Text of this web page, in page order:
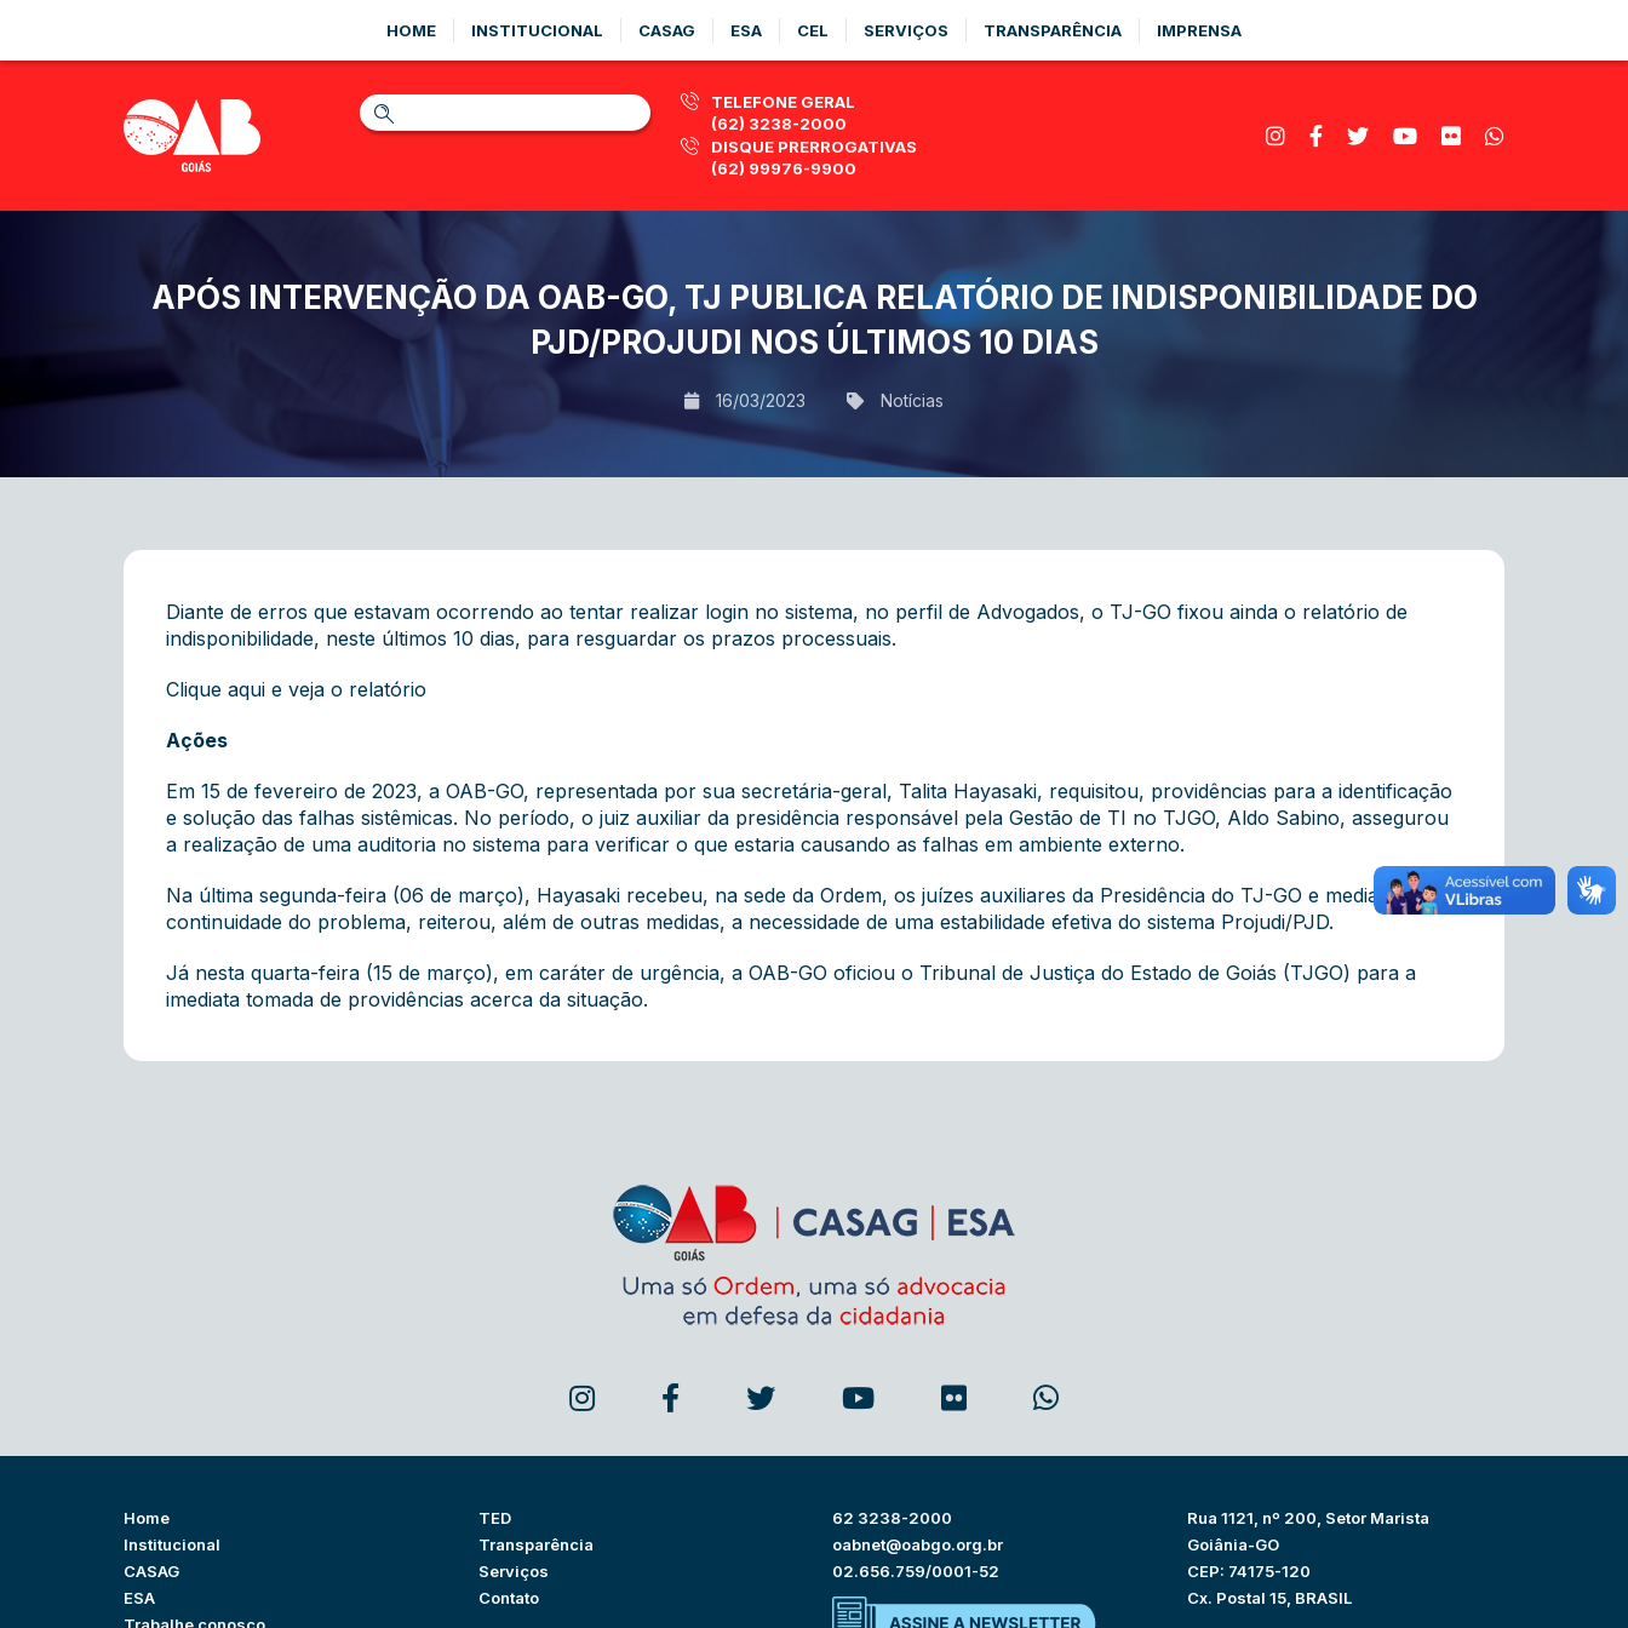
HOME INSTITUCIONAL CASAG ESA CEL SERVIÇOS TRANSPARÊNCIA IMPRENSA
TELEFONE GERAL
(62) 3238-2000
DISQUE PRERROGATIVAS
(62) 99976-9900
APÓS INTERVENÇÃO DA OAB-GO, TJ PUBLICA RELATÓRIO DE INDISPONIBILIDADE DO
PJD/PROJUDI NOS ÚLTIMOS 10 DIAS
16/03/2023 Notícias
Diante de erros que estavam ocorrendo ao tentar realizar login no sistema, no perfil de Advogados, o TJ-GO fixou ainda o relatório de
indisponibilidade, neste últimos 10 dias, para resguardar os prazos processuais.
Clique aqui e veja o relatório
Ações
Em 15 de fevereiro de 2023, a OAB-GO, representada por sua secretária-geral, Talita Hayasaki, requisitou, providências para a identificação
e solução das falhas sistêmicas. No período, o juiz auxiliar da presidência responsável pela Gestão de TI no TJGO, Aldo Sabino, assegurou
a realização de uma auditoria no sistema para verificar o que estaria causando as falhas em ambiente externo.
Na última segunda-feira (06 de março), Hayasaki recebeu, na sede da Ordem, os juízes auxiliares da Presidência do TJ-GO e mediante a
continuidade do problema, reiterou, além de outras medidas, a necessidade de uma estabilidade efetiva do sistema Projudi/PJD.
Já nesta quarta-feira (15 de março), em caráter de urgência, a OAB-GO oficiou o Tribunal de Justiça do Estado de Goiás (TJGO) para a
imediata tomada de providências acerca da situação.
Home
Institucional
CASAG
ESA
TED
Transparência
Serviços
Contato
62 3238-2000
oabnet@oabgo.org.br
02.656.759/0001-52
Rua 1121, nº 200, Setor Marista
Goiânia-GO
CEP: 74175-120
Cx. Postal 15, BRASIL